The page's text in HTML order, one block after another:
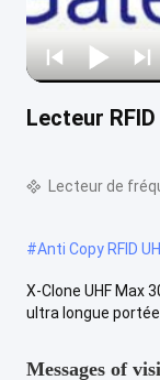
Lecteur
Lecteur de
#Anti Copy RFID
X-Clone UHF Max
ultra longue
Messages of